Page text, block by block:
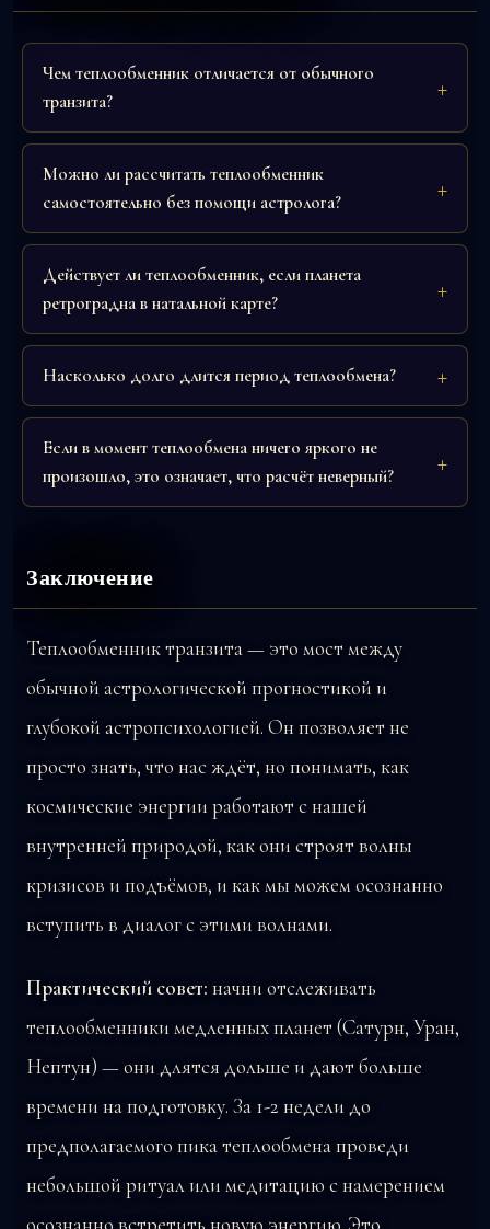
Чем теплообменник отличается от обычного
транзита?
Можно ли рассчитать теплообменник
самостоятельно без помощи астролога?
Действует ли теплообменник, если планета
ретроградна в натальной карте?
Насколько долго длится период теплообмена?
Если в момент теплообмена ничего яркого не
произошло, это означает, что расчёт неверный?
Заключение
Теплообменник транзита — это мост между
обычной астрологической прогностикой и
глубокой астропсихологией. Он позволяет не
просто знать, что нас ждёт, но понимать, как
космические энергии работают с нашей
внутренней природой, как они строят волны
кризисов и подъёмов, и как мы можем осознанно
вступить в диалог с этими волнами.
Практический совет: начни отслеживать
теплообменники медленных планет (Сатурн, Уран,
Нептун) — они длятся дольше и дают больше
времени на подготовку. За 1-2 недели до
предполагаемого пика теплообмена проведи
небольшой ритуал или медитацию с намерением